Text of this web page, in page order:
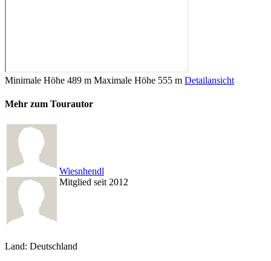
Minimale Höhe 489 m Maximale Höhe 555 m Detailansicht
Mehr zum Tourautor
Wiesnhendl
Mitglied seit 2012
Land: Deutschland